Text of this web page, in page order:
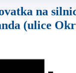
Potřebuji zaplatit
(ulice